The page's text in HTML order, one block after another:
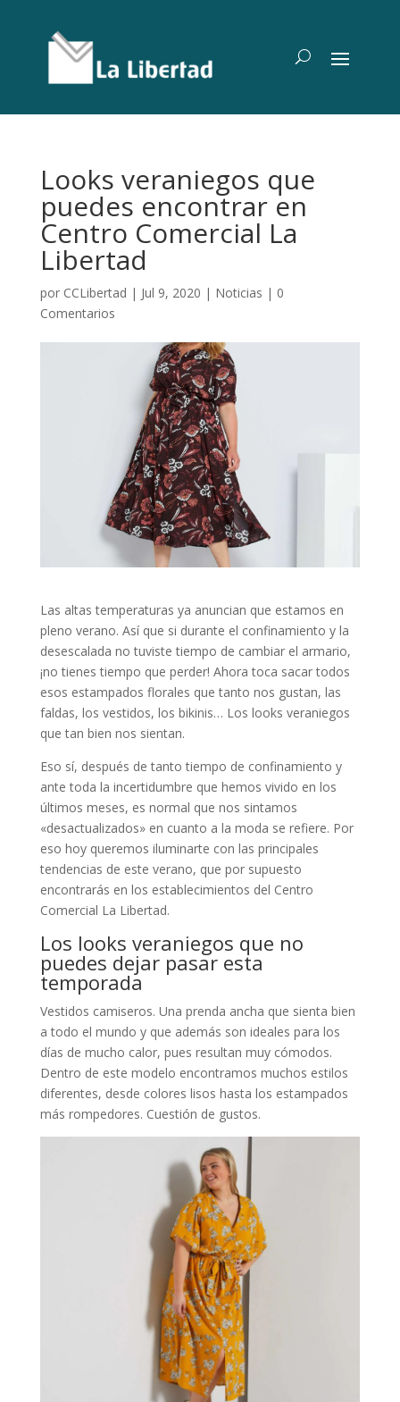
Looks veraniegos que
puedes encontrar en
Centro Comercial La
Libertad
por CCLibertad | Jul 9, 2020 | Noticias | 0
Comentarios
Las altas temperaturas ya anuncian que estamos en
pleno verano. Así que si durante el confinamiento y la
desescalada no tuviste tiempo de cambiar el armario,
¡no tienes tiempo que perder! Ahora toca sacar todos
esos estampados florales que tanto nos gustan, las
faldas, los vestidos, los bikinis… Los looks veraniegos
que tan bien nos sientan.
Eso sí, después de tanto tiempo de confinamiento y
ante toda la incertidumbre que hemos vivido en los
últimos meses, es normal que nos sintamos
«desactualizados» en cuanto a la moda se refiere. Por
eso hoy queremos iluminarte con las principales
tendencias de este verano, que por supuesto
encontrarás en los establecimientos del Centro
Comercial La Libertad.
Los looks veraniegos que no
puedes dejar pasar esta
temporada
Vestidos camiseros. Una prenda ancha que sienta bien
a todo el mundo y que además son ideales para los
días de mucho calor, pues resultan muy cómodos.
Dentro de este modelo encontramos muchos estilos
diferentes, desde colores lisos hasta los estampados
más rompedores. Cuestión de gustos.